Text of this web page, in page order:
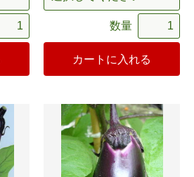
数量
カートに入れる